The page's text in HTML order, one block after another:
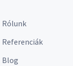
Rólunk
Referenciák
Blog